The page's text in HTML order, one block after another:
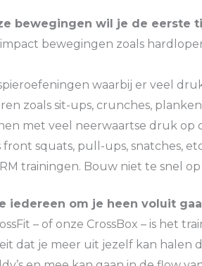
bewegingen wil je de eerste
bewegingen zoals
waarbij er veel
zoals sit-ups, crunches,
met veel neerwaartse druk op
front squats, pull-ups, snatches,
RM trainingen. Bouw niet te snel
iedereen om je heen voluit
– of onze CrossBox – is het
dat je meer uit jezelf kan halen